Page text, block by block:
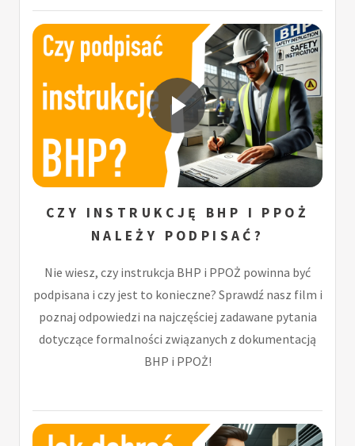
CZY INSTRUKCJĘ BHP I PPOŻ
NALEŻY PODPISAĆ?
Nie wiesz, czy instrukcja BHP i PPOŻ powinna być
podpisana i czy jest to konieczne? Sprawdź nasz film i
poznaj odpowiedzi na najczęściej zadawane pytania
dotyczące formalności związanych z dokumentacją
BHP i PPOŻ!